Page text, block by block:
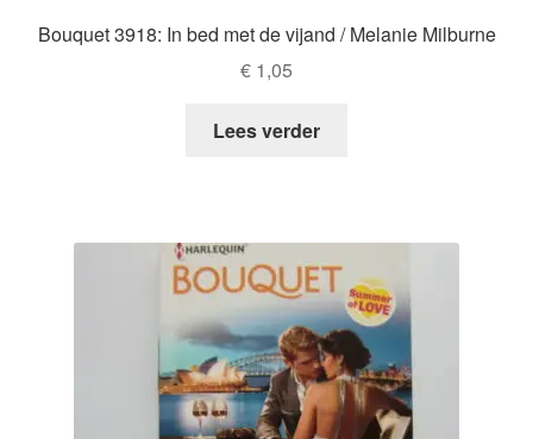
Bouquet 3918: In bed met de vijand / Melanie Milburne
€ 1,05
Lees verder